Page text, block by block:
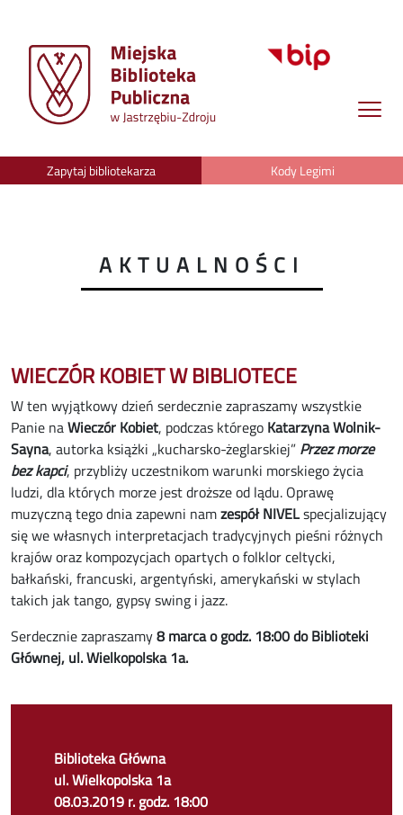
Zapytaj bibliotekarza Kody Legimi
AKTUALNOŚCI
WIECZÓR KOBIET W BIBLIOTECE
W ten wyjątkowy dzień serdecznie zapraszamy wszystkie
Panie naWieczór Kobiet, podczas którego Katarzyna Wolnik-
Sayna, autorka książki „kucharsko-żeglarskiej” Przez morze
bez kapci, przybliży uczestnikom warunki morskiego życia
ludzi, dla których morze jest droższe od lądu. Oprawę
muzyczną tego dnia zapewni namzespół NIVELspecjalizujący
się we własnych interpretacjach tradycyjnych pieśni różnych
krajów oraz kompozycjach opartych o folklor celtycki,
bałkański, francuski, argentyński, amerykański w stylach
takich jak tango, gypsy swing i jazz.
Serdecznie zapraszamy8 marca o godz. 18:00 do Biblioteki
Głównej, ul. Wielkopolska 1a.
Biblioteka Główna
ul. Wielkopolska 1a
08.03.2019 r. godz. 18:00